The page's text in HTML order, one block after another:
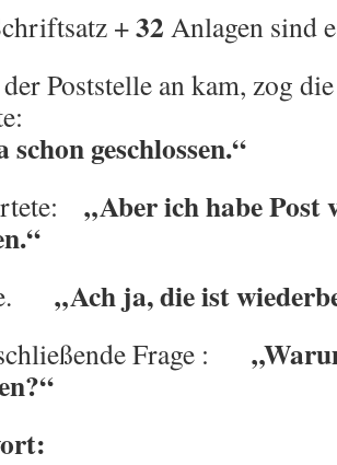
+32 Anlagen sind
Poststelle an kam, zog
geschlossen.“
„Aber ich habe Post
„Ach ja, die ist
Frage :